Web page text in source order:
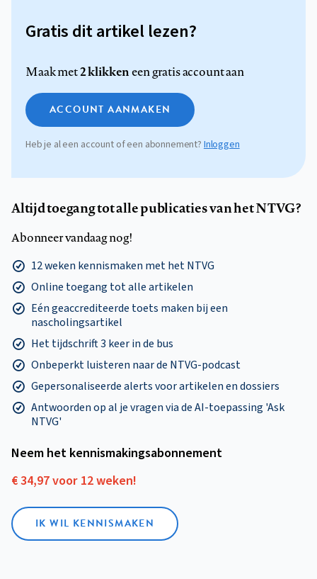
Gratis dit artikel lezen?
Maak met2 klikkeneen gratis account aan
ACCOUNT AANMAKEN
Heb je al een account of een abonnement? Inloggen
Altijd toegang tot alle publicaties van het NTVG?
Abonneer vandaag nog!
12 weken kennismaken met het NTVG
Online toegang tot alle artikelen
Eén geaccrediteerde toets maken bij een
nascholingsartikel
Het tijdschrift 3 keer in de bus
Onbeperkt luisteren naar de NTVG-podcast
Gepersonaliseerde alerts voor artikelen en dossiers
Antwoorden op al je vragen via de AI-toepassing 'Ask
NTVG'
Neem het kennismakings­abonnement
€ 34,97 voor 12 weken!
IK WIL KENNISMAKEN